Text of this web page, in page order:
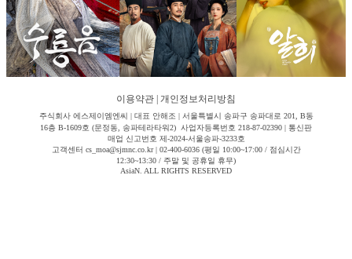
이용약관 개인정보처리방침
주식회사 에스제이엠엔씨 | 대표 안해조 | 서울특별시 송파구 송파대로 201, B동
16층 B-1609호 (문정동, 송파테라타워2) 사업자등록번호 218-87-02390 | 통신판
매업 신고번호 제-2024-서울송파-3233호
고객센터 cs_moa@sjmnc.co.kr | 02-400-6036 (평일 10:00~17:00 / 점심시간
12:30~13:30 / 주말 및 공휴일 휴무)
AsiaN. ALL RIGHTS RESERVED